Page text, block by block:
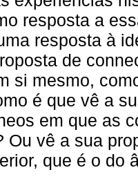
resposta a
resposta à
de
si mesmo,
é que vê a
em que as
Ou vê a sua
que é o do